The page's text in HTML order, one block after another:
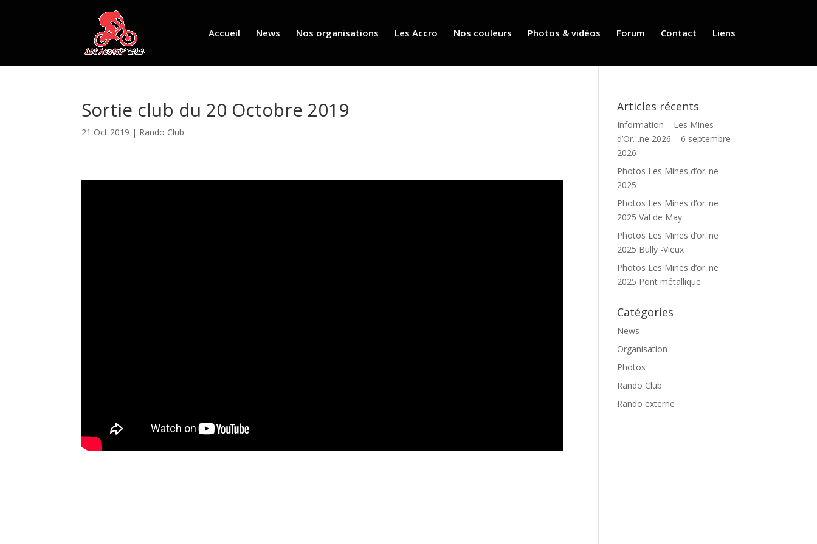
Accueil News Nos organisations Les Accro Nos couleurs Photos & vidéos Forum Contact Liens
Sortie club du 20 Octobre 2019
21 Oct 2019 | Rando Club
Articles récents
Information – Les Mines
d’Or…ne 2026 – 6 septembre
2026
Photos Les Mines d’or..ne
2025
Photos Les Mines d’or..ne
2025 Val de May
Photos Les Mines d’or..ne
2025 Bully -Vieux
Photos Les Mines d’or..ne
2025 Pont métallique
Catégories
News
Organisation
Photos
Rando Club
Rando externe